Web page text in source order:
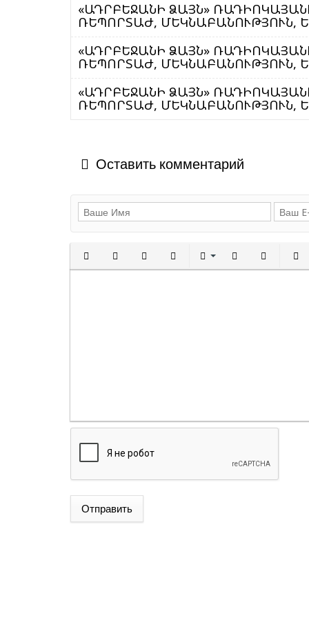
«ԱԴՐԲԵՋԱՆԻ ՁԱՅՆ»
ՌԵՊՈՐՏԱԺ, ՄԵԿՆԱԲԱՆՈՒԹՅՈՒՆ,
«ԱԴՐԲԵՋԱՆԻ ՁԱՅՆ»
ՌԵՊՈՐՏԱԺ, ՄԵԿՆԱԲԱՆՈՒԹՅՈՒՆ,
«ԱԴՐԲԵՋԱՆԻ ՁԱՅՆ»
ՌԵՊՈՐՏԱԺ, ՄԵԿՆԱԲԱՆՈՒԹՅՈՒՆ,
Оставить комментарий
Полужирный
КурсивПодчеркнутый
Зачеркнутый
Отправить